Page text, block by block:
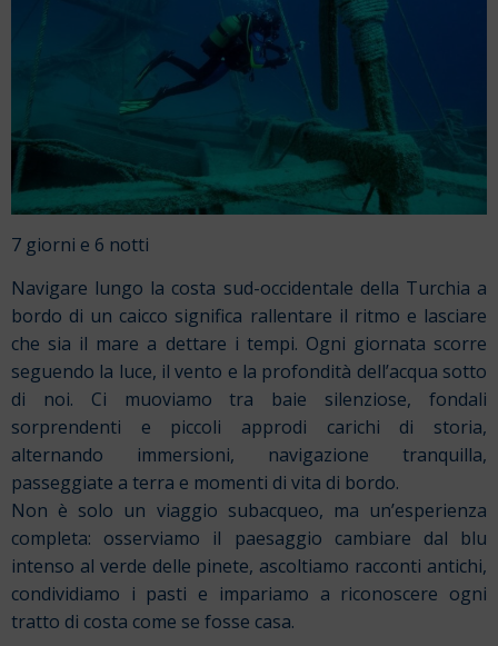
7 giorni e 6 notti
Navigare lungo la costa sud-occidentale della Turchia a
bordo di un caicco significa rallentare il ritmo e lasciare
che sia il mare a dettare i tempi. Ogni giornata scorre
seguendo la luce, il vento e la profondità dell’acqua sotto
di noi. Ci muoviamo tra baie silenziose, fondali
sorprendenti e piccoli approdi carichi di storia,
alternando immersioni, navigazione tranquilla,
passeggiate a terra e momenti di vita di bordo.
Non è solo un viaggio subacqueo, ma un’esperienza
completa: osserviamo il paesaggio cambiare dal blu
intenso al verde delle pinete, ascoltiamo racconti antichi,
condividiamo i pasti e impariamo a riconoscere ogni
tratto di costa come se fosse casa.